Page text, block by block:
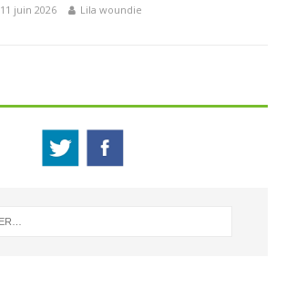
11 juin 2026 Lila woundie